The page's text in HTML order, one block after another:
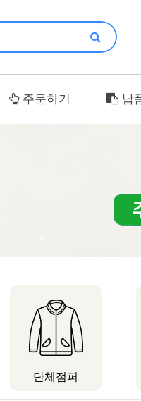
주문하기 납
단체점퍼